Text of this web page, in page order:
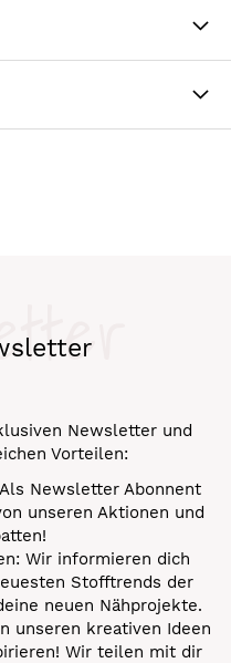
Newsletter und
Vorteilen:
Newsletter Abonnent
unseren Aktionen und
Wir informieren dich
Stofftrends der
neuen Nähprojekte.
unseren kreativen Ideen
Wir teilen mit dir